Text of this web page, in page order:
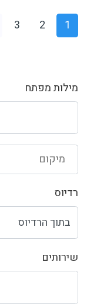
מילות מפתח
מיקום
רדיוס
שירותים
1
2
3